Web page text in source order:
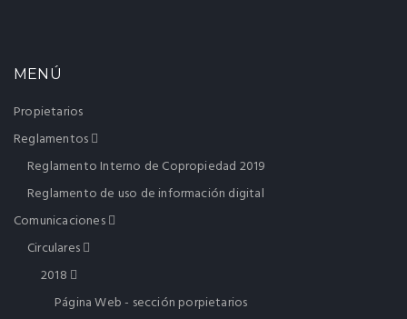
MENÚ
Propietarios
Reglamentos
Reglamento Interno de Copropiedad 2019
Reglamento de uso de información digital
Comunicaciones
Circulares
2018
Página Web - sección porpietarios